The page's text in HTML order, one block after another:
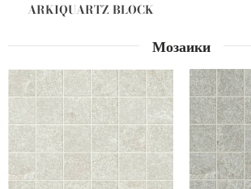
ARKIQUARTZ BLOCK
Мозаики